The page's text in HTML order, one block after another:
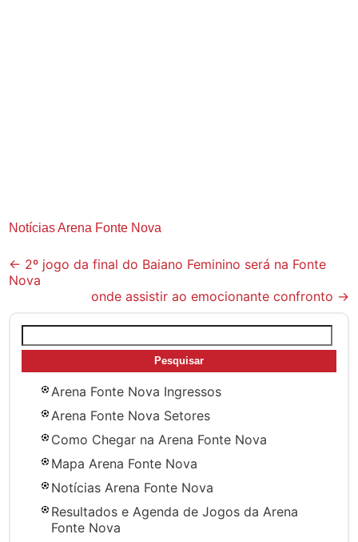
Notícias Arena Fonte Nova
Post
navigation
← 2º jogo da final do Baiano Feminino será na Fonte
Nova
onde assistir ao emocionante confronto →
por:
Arena Fonte Nova Ingressos
Arena Fonte Nova Setores
Como Chegar na Arena Fonte Nova
Mapa Arena Fonte Nova
Notícias Arena Fonte Nova
Resultados e Agenda de Jogos da Arena
Fonte Nova